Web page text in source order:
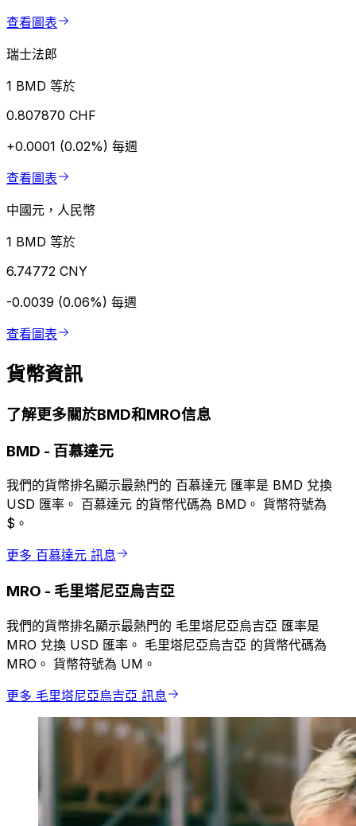
查看圖表
瑞士法郎
1 BMD 等於
0.807870 CHF
+0.0001 (0.02%) 每週
查看圖表
中國元，人民幣
1 BMD 等於
6.74772 CNY
-0.0039 (0.06%) 每週
查看圖表
貨幣資訊
了解更多關於BMD和MRO信息
BMD - 百慕達元
我們的貨幣排名顯示最熱門的 百慕達元 匯率是 BMD 兌換
USD 匯率。 百慕達元 的貨幣代碼為 BMD。 貨幣符號為
$。
更多 百慕達元 訊息
MRO - 毛里塔尼亞烏吉亞
我們的貨幣排名顯示最熱門的 毛里塔尼亞烏吉亞 匯率是
MRO 兌換 USD 匯率。 毛里塔尼亞烏吉亞 的貨幣代碼為
MRO。 貨幣符號為 UM。
更多 毛里塔尼亞烏吉亞 訊息